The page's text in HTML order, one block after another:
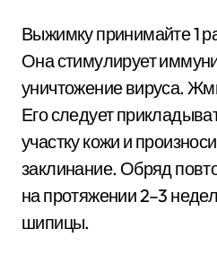
Выжимку принимайте 1
Она стимулирует
уничтожение вируса.
Его следует
участку кожи и
заклинание. Обряд
на протяжении 2–3
шипицы.